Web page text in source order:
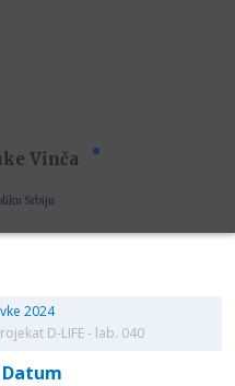
Vinča
Srbiju
2024
D-LIFE - lab. 040
Datum